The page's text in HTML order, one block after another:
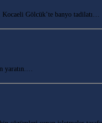
Kocaeli Gölcük’te banyo tadilatı…
yaratın.…